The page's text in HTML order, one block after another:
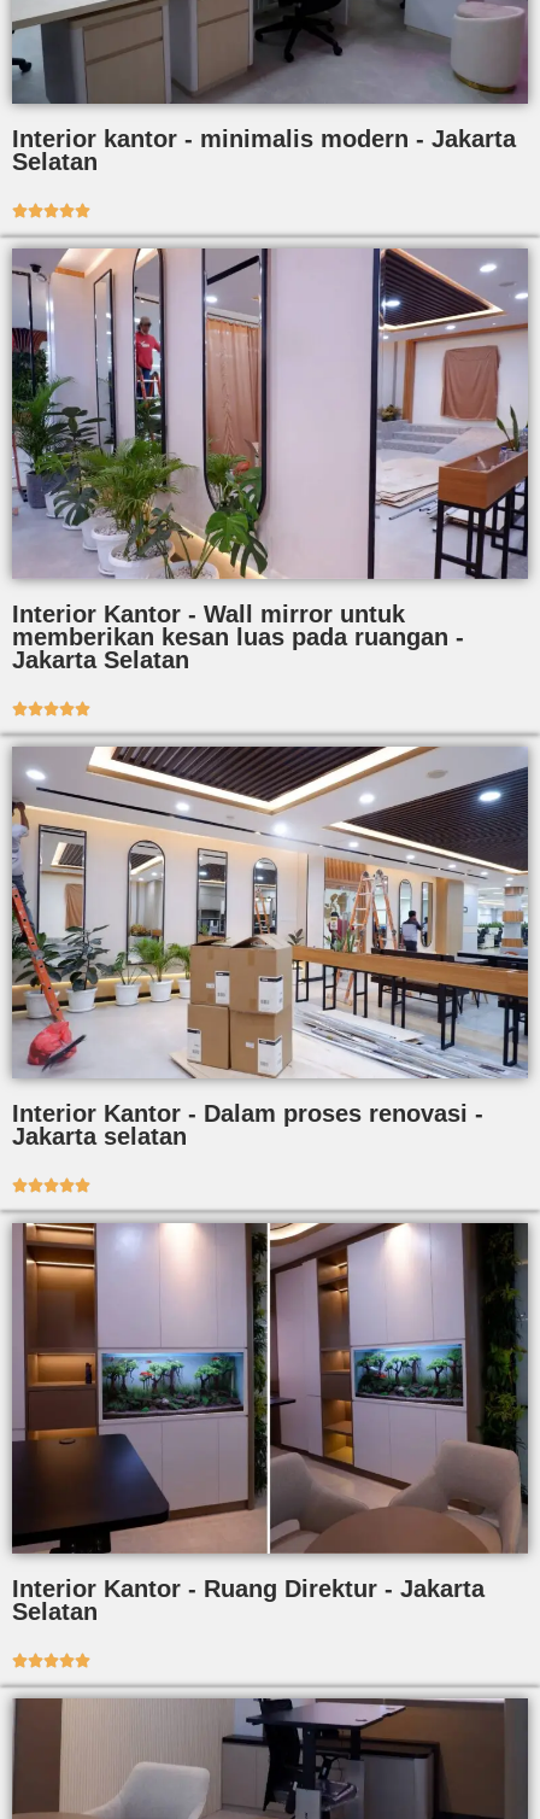
Interior kantor - minimalis modern - Jakarta
Selatan

Interior Kantor - Wall mirror untuk
memberikan kesan luas pada ruangan -
Jakarta Selatan

Interior Kantor - Dalam proses renovasi -
Jakarta selatan

Interior Kantor - Ruang Direktur - Jakarta
Selatan
